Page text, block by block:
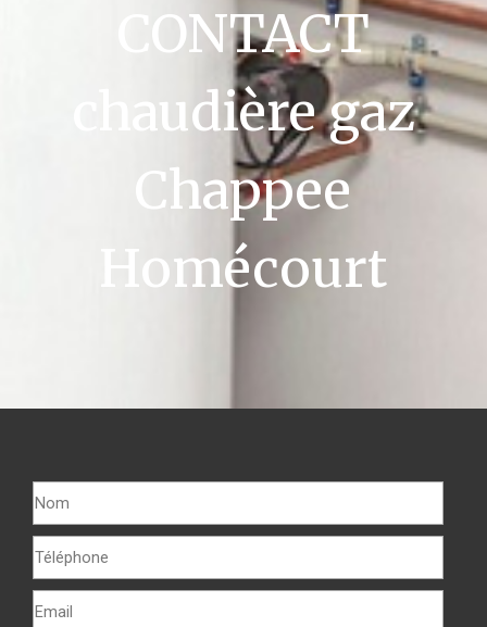
CONTACT
chaudière gaz
Chappee
Homécourt